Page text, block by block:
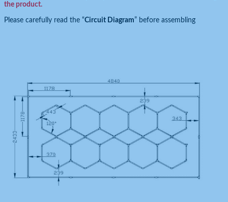
the product.
Please carefully read the “Circuit Diagram” before assembling